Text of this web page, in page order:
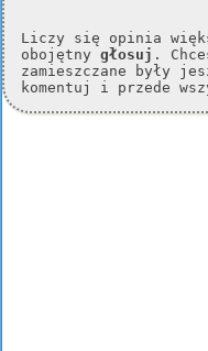
Liczy się opinia
obojętny głosuj .
zamieszczane były
komentuj i przede